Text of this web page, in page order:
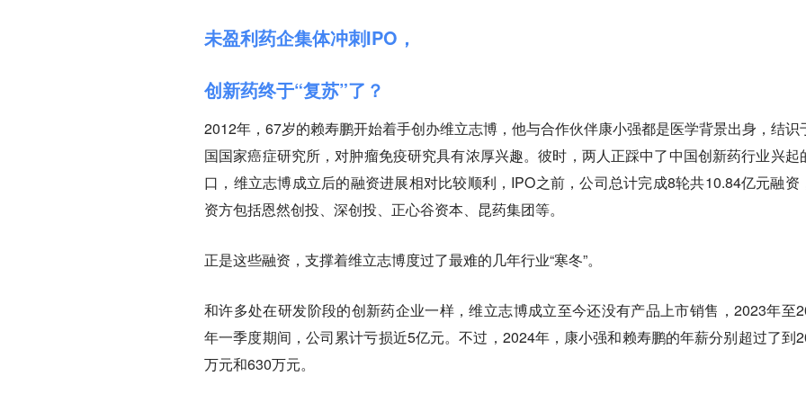
未盈利药企集体冲刺IPO，
创新药终于“复苏”了？
2012年，67岁的赖寿鹏开始着手创办维立志博，他与合作伙伴康小强都是医学背景出身，结识
国国家癌症研究所，对肿瘤免疫研究具有浓厚兴趣。彼时，两人正踩中了中国创新药行业兴起
口，维立志博成立后的融资进展相对比较顺利，IPO之前，公司总计完成8轮共10.84亿元融资
资方包括恩然创投、深创投、正心谷资本、昆药集团等。
正是这些融资，支撑着维立志博度过了最难的几年行业“寒冬”。
和许多处在研发阶段的创新药企业一样，维立志博成立至今还没有产品上市销售，2023年至
年一季度期间，公司累计亏损近5亿元。不过，2024年，康小强和赖寿鹏的年薪分别超过了到
万元和630万元。